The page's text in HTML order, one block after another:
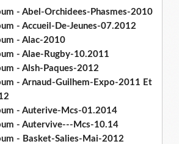
- Abel-Orchidees-Phasmes-2010
- Accueil-De-Jeunes-07.2012
- Alac-2010
- Alae-Rugby-10.2011
- Alsh-Paques-2012
- Arnaud-Guilhem-Expo-2011 Et
- Auterive-Mcs-01.2014
- Autervive---Mcs-10.14
- Basket-Salies-Mai-2012